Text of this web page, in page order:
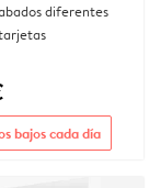
diferentes
bajos cada día